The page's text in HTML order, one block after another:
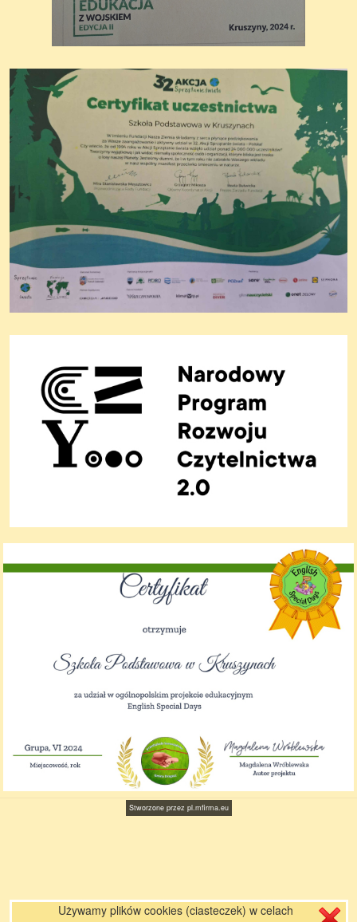
Stworzone przez pl.mfirma.eu
Używamy plików cookies (ciasteczek) w celach